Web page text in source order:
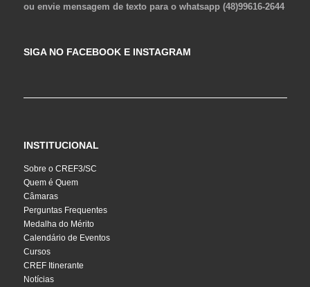
ou envie mensagem de texto para o whatsapp (48)99616-2644
SIGA NO FACEBOOK E INSTAGRAM
INSTITUCIONAL
Sobre o CREF3/SC
Quem é Quem
Câmaras
Perguntas Frequentes
Medalha do Mérito
Calendário de Eventos
Cursos
CREF Itinerante
Notícias